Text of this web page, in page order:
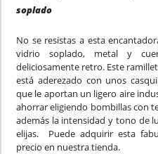
soplado
No se resistas a esta
vidrio soplado, metal y
deliciosamente retro. Este
está aderezado con unos
que le aportan un ligero aire
ahorrar eligiendo bombillas con
además la intensidad y tono de
elijas. Puede adquirir esta
precio en nuestra tienda.